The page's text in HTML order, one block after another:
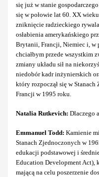
się już w stanie
się w połowie lat 60. XX
zniknięcie radzieckiego
osłabienia amerykańskiego
Brytanii, Francji, Niemiec i, w
chciałbym przede wszystkim
zmiany układu sił na
niedobór kadr inżynierskich
który rozpoczął się w
Francji w 1995 roku.
Natalia Rutkevich: Dlaczego
Emmanuel Todd: Kamienie
Stanach Zjednoczonych w
edukacji podstawowej i
Education Development Act),
mającą na celu poszerzenie